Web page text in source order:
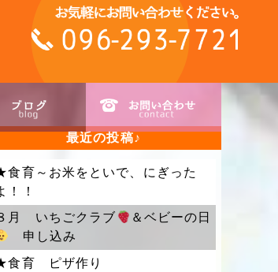
最近の投稿
食育～お米をといで、にぎった
！！
月 いちごクラブ
＆ベビーの日
申し込み
食育 ピザ作り